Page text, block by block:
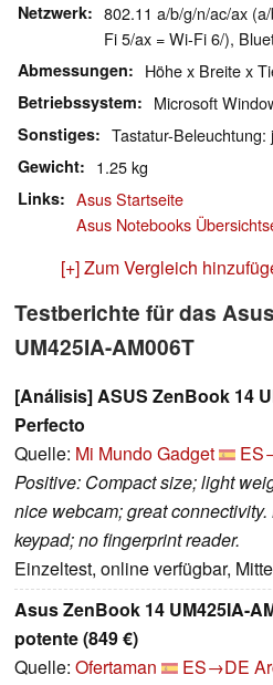
Netzwerk
802.11 a/b/g/n/ac/ax
Fi 5/ax = Wi-Fi 6/),
Abmessungen Höhe x Breite x
Betriebssystem Microsoft
Sonstiges Tastatur-Beleuchtung:
Gewicht 1.25 kg
Links
Asus Startseite
Asus Notebooks
[+] Zum Vergleich
Testberichte für das
UM425IA-AM006T
[Análisis] ASUS ZenBook 14
Perfecto
Quelle: Mi Mundo Gadget
Positive: Compact size; light
nice webcam; great
keypad; no fingerprint reader.
Einzeltest, online verfügbar,
Asus ZenBook 14 UM425IA-
potente (849 €)
Quelle: Ofertaman ES→DE